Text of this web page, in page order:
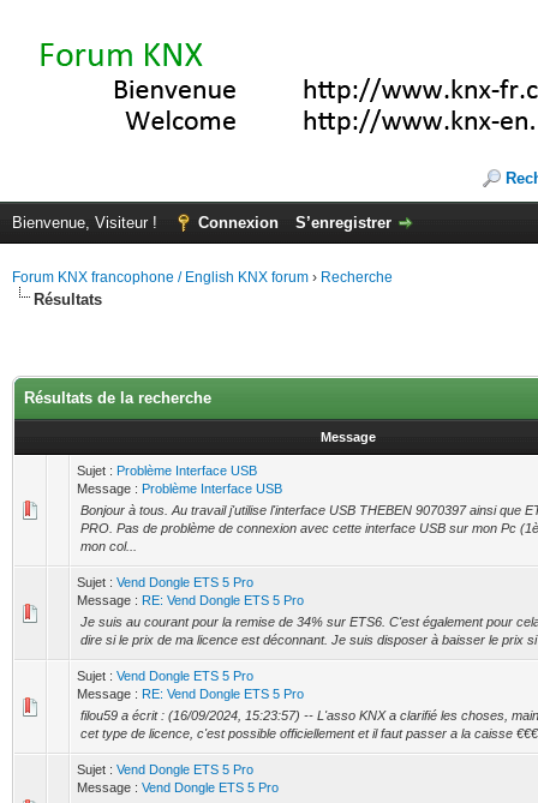
Bienvenue, Visiteur ! Connexion S’enregistrer
Forum KNX francophone / English KNX forum › Recherche
Résultats
Résultats de la recherche
Message
Sujet : Problème Interface USB
Message : Problème Interface USB
Bonjour à tous. Au travail j'utilise l'interface USB THEBEN 9070397 ainsi que
PRO. Pas de problème de connexion avec cette interface USB sur mon Pc
mon col...
Sujet : Vend Dongle ETS 5 Pro
Message : RE: Vend Dongle ETS 5 Pro
Je suis au courant pour la remise de 34% sur ETS6. C'est également pour
dire si le prix de ma licence est déconnant. Je suis disposer à baisser le prix
Sujet : Vend Dongle ETS 5 Pro
Message : RE: Vend Dongle ETS 5 Pro
filou59 a écrit : (16/09/2024, 15:23:57) -- L'asso KNX a clarifié les choses,
cet type de licence, c'est possible officiellement et il faut passer a la caisse
Sujet : Vend Dongle ETS 5 Pro
Message : Vend Dongle ETS 5 Pro